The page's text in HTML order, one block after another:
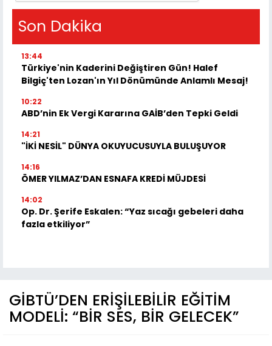
Son Dakika
13:44
Türkiye'nin Kaderini Değiştiren Gün! Halef
Bilgiç'ten Lozan'ın Yıl Dönümünde Anlamlı Mesaj!
10:22
ABD’nin Ek Vergi Kararına GAİB’den Tepki Geldi
14:21
"İKİ NESİL" DÜNYA OKUYUCUSUYLA BULUŞUYOR
14:16
ÖMER YILMAZ’DAN ESNAFA KREDİ MÜJDESİ
14:02
Op. Dr. Şerife Eskalen: “Yaz sıcağı gebeleri daha
fazla etkiliyor”
GİBTÜ’DEN ERİŞİLEBİLİR EĞİTİM
MODELİ: “BİR SES, BİR GELECEK”